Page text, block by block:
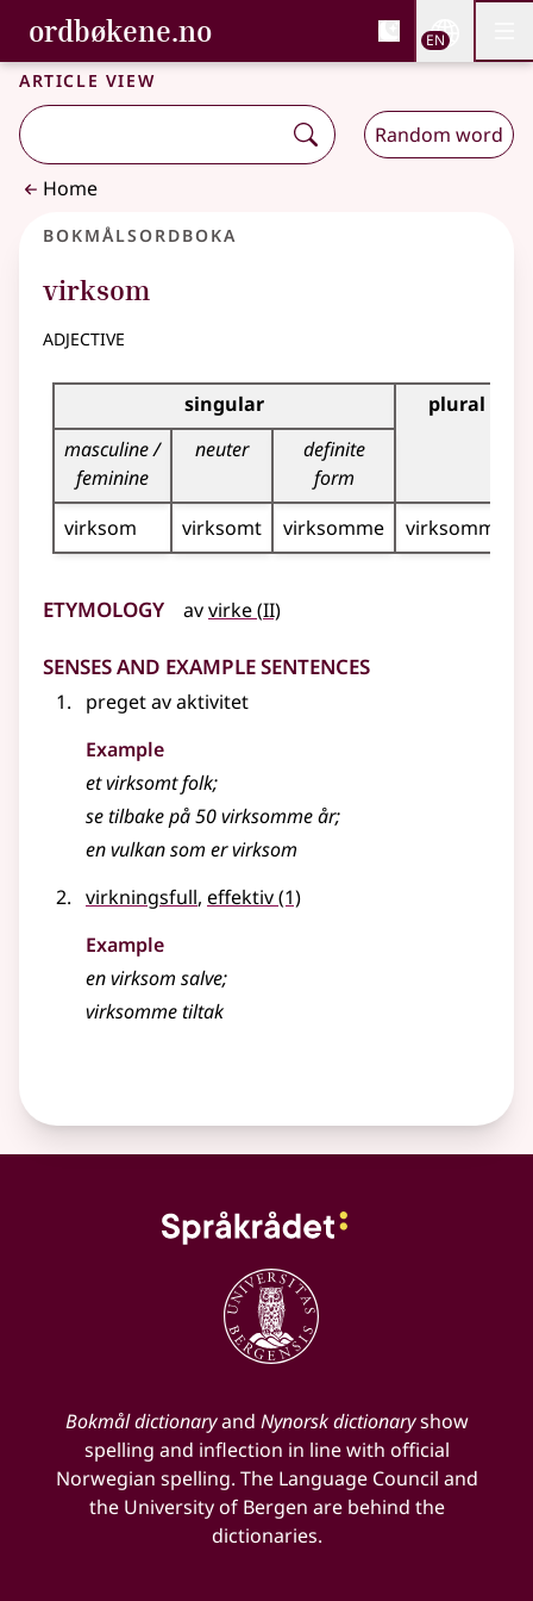
Skip to main content
Accessibility
ordbøkene.no, Bokmålsordboka and
Bokmålsordboka and Nynorskordboka
EN
Article view
Random word
Home
Bokmålsordboka
virksom
adjective
Inflection table for this adjective
singular
plural
masculine /
feminine
neuter
definite
form
virksom
virksomt virksomme virksomme
Etymology avvirke(2
II)
Senses and Example Sentences
preget av aktivitet
Example
etvirksomtfolk;
se tilbake på 50 virksomme år;
en vulkan som ervirksom
virkningsfull, effektiv(1)
Example
envirksom salve;
virksomme tiltak
Bokmål dictionaryand Nynorsk dictionaryshow
spelling and inflection in line with official
Norwegian spelling. The Language Council and
the University of Bergen are behind the
dictionaries.